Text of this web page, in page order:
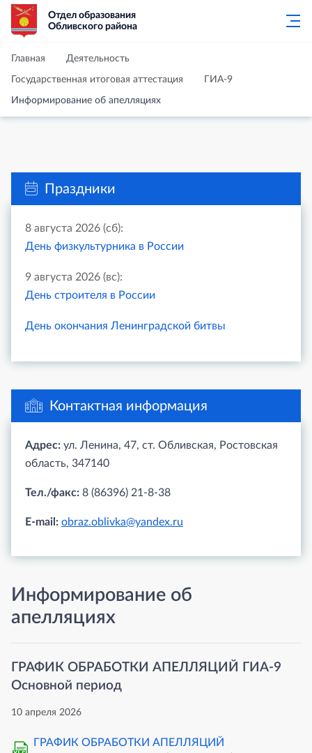
Отдел образования
Обливского района
Главная Деятельность
Государственная итоговая аттестация ГИА-9
Информирование об апелляциях
Праздники
8 августа 2026 (сб):
День физкультурника в России
9 августа 2026 (вс):
День строителя в России
День окончания Ленинградской битвы
Контактная информация
Адрес: ул. Ленина, 47, ст. Обливская, Ростовская
область, 347140
Тел./факс: 8 (86396) 21-8-38
E-mail: obraz.oblivka@yandex.ru
Информирование об
апелляциях
ГРАФИК ОБРАБОТКИ АПЕЛЛЯЦИЙ ГИА-9
Основной период
10 апреля 2026
ГРАФИК ОБРАБОТКИ АПЕЛЛЯЦИЙ